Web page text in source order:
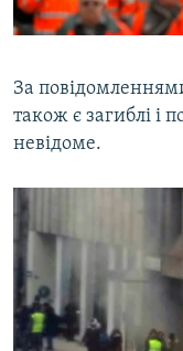
За
також є загиблі і
невідоме.